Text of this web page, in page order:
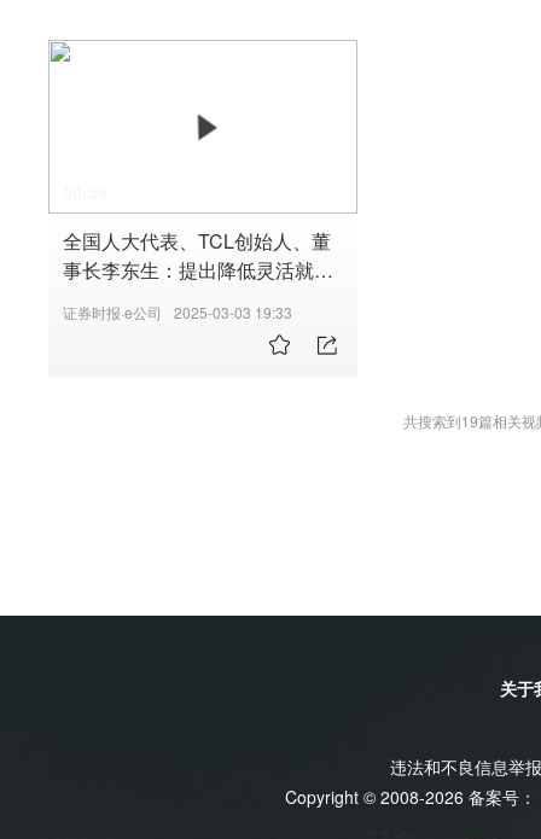
全国人大代表、TCL创始人、董
事长李东生：提出降低灵活就业
证券时报·e公司 2025-03-03 19:33
共搜索到19篇相关视
关于
违法和不良信息举
Copyright © 2008-2026 备案号：